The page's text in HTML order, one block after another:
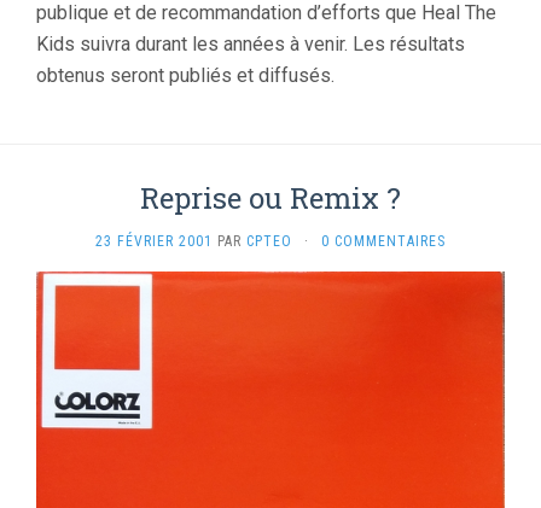
publique et de recommandation d’efforts que Heal The
Kids suivra durant les années à venir. Les résultats
obtenus seront publiés et diffusés.
Reprise ou Remix ?
23 FÉVRIER 2001 PAR CPTEO · 0 COMMENTAIRES